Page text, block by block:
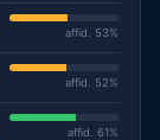
affid. 53%
affid. 52%
affid. 61%